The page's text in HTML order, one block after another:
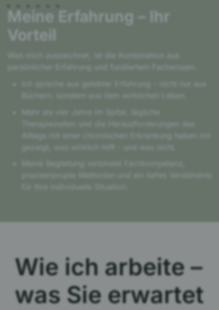
Meine Erfahrung – Ihr
Vorteil
Wie ich arbeite –
was Sie erwartet